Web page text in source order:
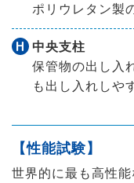
ポリウレタン製
H
中央支柱
保管物の出し入
も出し入れしや
【性能試験】
世界的に最も高性